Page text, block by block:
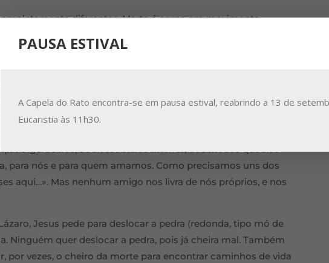
diferentes. Marta é corpo em movimento.
para Jesus. O seu grito é de socorro, busca consolo,
se tivesses estado aqui, meu irmão não teria morrido».
culpas, um grito de revolta. Em Marta podemo-nos rever
vezes selvagens. Mas esses gritos vêm do profundo da
perda. Maria ficou em casa. Talvez paralisada pela dor, pelo
ser Marta e Maria, correndo gritando, ou ficando
ou incapazes de dizer palavra. Ninguém é dono das suas
algo de nós, da nossa ferida interior, dos medos que nos
para nós e para quem amamos. Como precisamos uns dos
aqui…». Mas nenhum amigo nos livra de nós próprios, e nos
Jesus pede para deslocar a pedra (redonda, tipo mó de
Ninguém quer deslocar a pedra, pois já cheira mal. Também
por vezes, o cheiro da morte para encontrar caminhos de vida
PAUSA ESTIVAL
A Capela do Rato encontra-se em pausa estival, reabrindo a 13 de
Eucaristia às 11h30.